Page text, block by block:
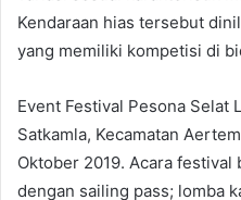
Kendaraan hias tersebut
yang memiliki kompetisi di
Event Festival Pesona Selat
Satkamla, Kecamatan
Oktober 2019. Acara festival
dengan sailing pass; lomba